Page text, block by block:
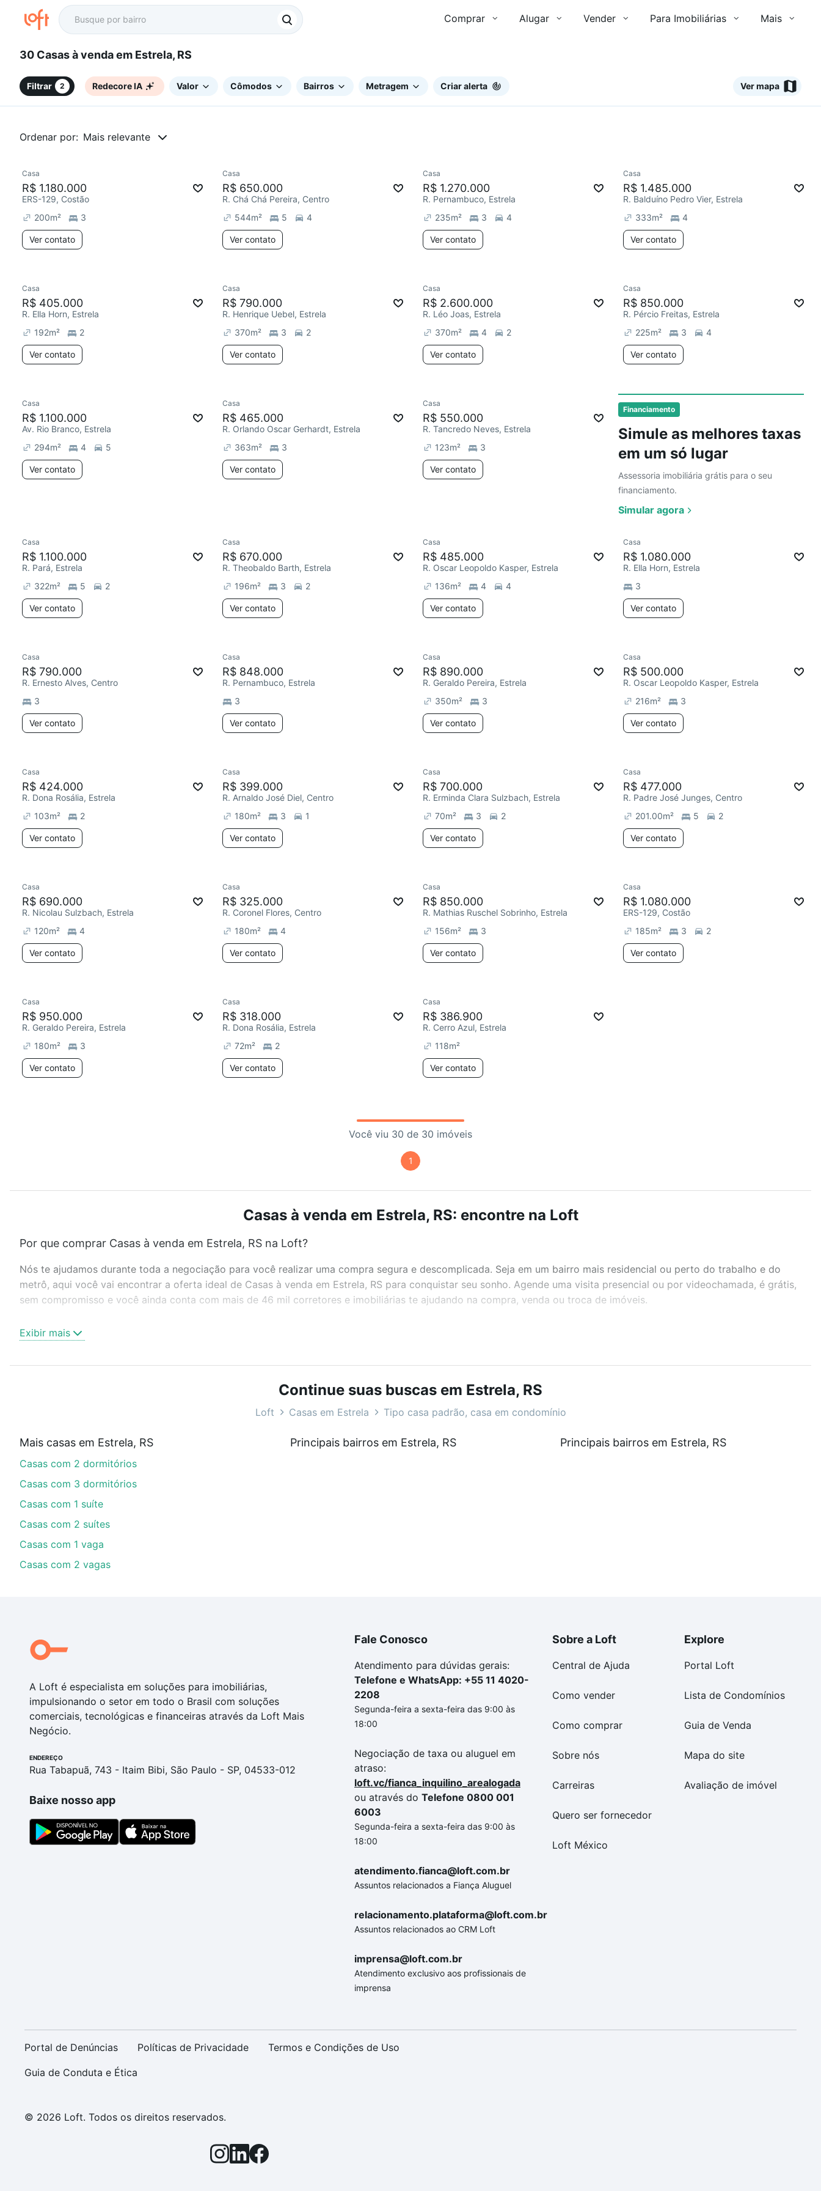
Comprar Alugar Vender Para Imobiliárias Mais
30 Casas à venda em Estrela, RS
Filtrar 2 Redecore IA Valor Cômodos Bairros Metragem Criar alerta Ver mapa
Ordenar por: Mais relevante
Financiamento
Simule as melhores taxas
em um só lugar
Assessoria imobiliária grátis para o seu
financiamento.
Simular agora
Chegou este mês
Casa
R$ 1.180.000
ERS-129, Costão
200m² 3
Ver contato
Chegou este mês
Casa
R$ 650.000
R. Chá Chá Pereira, Centro
544m² 5 4
Ver contato
Chegou este mês
Casa
R$ 1.270.000
R. Pernambuco, Estrela
235m² 3 4
Ver contato
Casa
R$ 1.485.000
R. Balduíno Pedro Vier, Estrela
333m² 4
Ver contato
Casa
R$ 405.000
R. Ella Horn, Estrela
192m² 2
Ver contato
Casa
R$ 790.000
R. Henrique Uebel, Estrela
370m² 3 2
Ver contato
Chegou este mês
Casa
R$ 2.600.000
R. Léo Joas, Estrela
370m² 4 2
Ver contato
Chegou este mês
Casa
R$ 850.000
R. Pércio Freitas, Estrela
225m² 3 4
Ver contato
Chegou este mês
Ver
Casa
R$ 1.100.000
Av. Rio Branco, Estrela
294m² 4 5
Ver contato
Chegou este mês
Casa
R$ 465.000
R. Orlando Oscar Gerhardt, Estrela
363m² 3
Ver contato
Casa
R$ 550.000
R. Tancredo Neves, Estrela
123m² 3
Ver contato
Casa
R$ 1.100.000
R. Pará, Estrela
322m² 5 2
Ver contato
Casa
R$ 670.000
R. Theobaldo Barth, Estrela
196m² 3 2
Ver contato
Casa
R$ 485.000
R. Oscar Leopoldo Kasper, Estrela
136m² 4 4
Ver contato
Casa
R$ 1.080.000
R. Ella Horn, Estrela
3
Ver contato
Casa
R$ 790.000
R. Ernesto Alves, Centro
3
Ver contato
Casa
R$ 848.000
R. Pernambuco, Estrela
3
Ver contato
Casa
R$ 890.000
R. Geraldo Pereira, Estrela
350m² 3
Ver contato
Casa
R$ 500.000
R. Oscar Leopoldo Kasper, Estrela
216m² 3
Ver contato
Casa
R$ 424.000
R. Dona Rosália, Estrela
103m² 2
Ver contato
Casa
R$ 399.000
R. Arnaldo José Diel, Centro
180m² 3 1
Ver contato
Casa
R$ 700.000
R. Erminda Clara Sulzbach, Estrela
70m² 3 2
Ver contato
Casa
R$ 477.000
R. Padre José Junges, Centro
201.00m² 5 2
Ver contato
Casa
R$ 690.000
R. Nicolau Sulzbach, Estrela
120m² 4
Ver contato
Casa
R$ 325.000
R. Coronel Flores, Centro
180m² 4
Ver contato
Casa
R$ 850.000
R. Mathias Ruschel Sobrinho, Estrela
156m² 3
Ver contato
Casa
R$ 1.080.000
ERS-129, Costão
185m² 3 2
Ver contato
Casa
R$ 950.000
R. Geraldo Pereira, Estrela
180m² 3
Ver contato
Casa
R$ 318.000
R. Dona Rosália, Estrela
72m² 2
Ver contato
Casa
R$ 386.900
R. Cerro Azul, Estrela
118m²
Ver contato
Você viu 30 de 30 imóveis
1
Casas à venda em Estrela, RS: encontre na Loft
Por que comprar Casas à venda em Estrela, RS na Loft?
Nós te ajudamos durante toda a negociação para você realizar uma compra segura e descomplicada. Seja em um bairro mais residencial ou perto do trabalho e do
metrô, aqui você vai encontrar a oferta ideal de Casas à venda em Estrela, RS para conquistar seu sonho. Agende uma visita presencial ou por videochamada, é grátis,
sem compromisso e você ainda conta com mais de 46 mil corretores e imobiliárias te ajudando na compra, venda ou troca de imóveis.
ou sem vaga de garagem para combinar perfeitamente com o preço, metragem e comodidades, como piscina, academia, salão de festas ou área verde e encontrar
Qual o preço de Casas à venda em Estrela, RS?
parcelas podem se adequar ao seu orçamento. Se ainda tem alguma dúvida dos custos envolvidos no processo de compra, veja em nosso portal quanto custa comprar
um apartamento e conte com a gente para comprar o imóvel dos seus sonhos com segurança e conforto. Loft, com você até as chaves.
Exibir mais
Continue suas buscas em Estrela, RS
Loft Casas em Estrela Tipo casa padrão, casa em condomínio
Mais casas em Estrela, RS
Casas com 2 dormitórios
Casas com 3 dormitórios
Casas com 1 suíte
Casas com 2 suítes
Casas com 1 vaga
Casas com 2 vagas
Principais bairros em Estrela, RS Principais bairros em Estrela, RS
A Loft é especialista em soluções para imobiliárias,
impulsionando o setor em todo o Brasil com soluções
comerciais, tecnológicas e financeiras através da Loft Mais
Negócio.
ENDEREÇO
Rua Tabapuã, 743 - Itaim Bibi, São Paulo - SP, 04533-012
Baixe nosso app
Fale Conosco
Atendimento para dúvidas gerais:
Telefone e WhatsApp: +55 11 4020-
2208
Segunda-feira a sexta-feira das 9:00 às
18:00
Negociação de taxa ou aluguel em
atraso:
loft.vc/fianca_inquilino_arealogada
ou através do Telefone 0800 001
6003
Segunda-feira a sexta-feira das 9:00 às
18:00
atendimento.fianca@loft.com.br
Assuntos relacionados a Fiança Aluguel
relacionamento.plataforma@loft.com.br
Assuntos relacionados ao CRM Loft
imprensa@loft.com.br
Atendimento exclusivo aos profissionais de
imprensa
Sobre a Loft
Central de Ajuda
Como vender
Como comprar
Sobre nós
Carreiras
Quero ser fornecedor
Loft México
Explore
Portal Loft
Lista de Condomínios
Guia de Venda
Mapa do site
Avaliação de imóvel
Portal de Denúncias Políticas de Privacidade Termos e Condições de Uso
Guia de Conduta e Ética
© 2026 Loft. Todos os direitos reservados.